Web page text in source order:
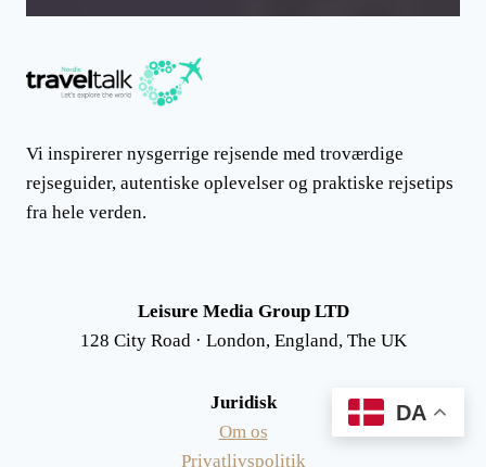
Vi inspirerer nysgerrige rejsende med troværdige
rejseguider, autentiske oplevelser og praktiske rejsetips
fra hele verden.
Leisure Media Group LTD
128 City Road · London, England, The UK
Juridisk
Om os
Privatlivspolitik
DA